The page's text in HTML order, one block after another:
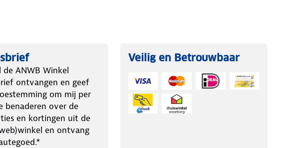
de ANWB Winkel
ontvangen en geef
om mij per
benaderen over de
en kortingen uit de
en ontvang
Veilig en Betrouwbaar